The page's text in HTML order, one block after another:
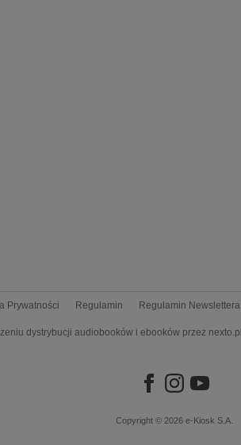
Prywatności Regulamin Regulamin Newslettera
dystrybucji audiobooków i ebooków przez nexto.pl
Copyright © 2026 e-Kiosk S.A.